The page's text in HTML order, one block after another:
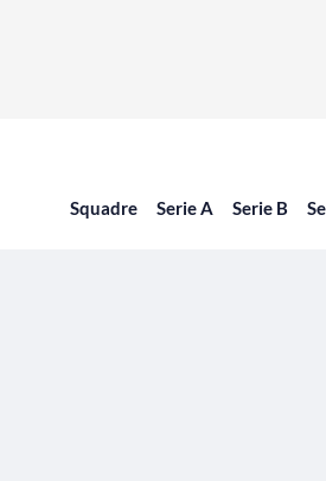
Squadre Serie A Serie B